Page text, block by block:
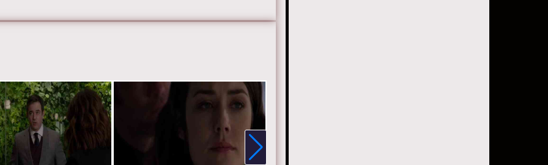
blacklist-tv.ru.